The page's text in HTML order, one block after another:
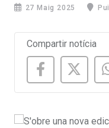
27 Maig 2025
Compartir notícia